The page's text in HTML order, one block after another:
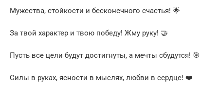
Мужества, стойкости и бесконечного счастья! 🌟
За твой характер и твою победу! Жму руку! 🤝
Пусть все цели будут достигнуты, а мечты сбудутся! 🎯
Силы в руках, ясности в мыслях, любви в сердце! ❤️